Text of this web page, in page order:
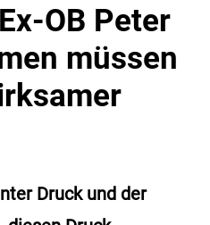
OB Peter
müssen
Druck und der